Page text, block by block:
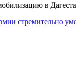
в
стремительно